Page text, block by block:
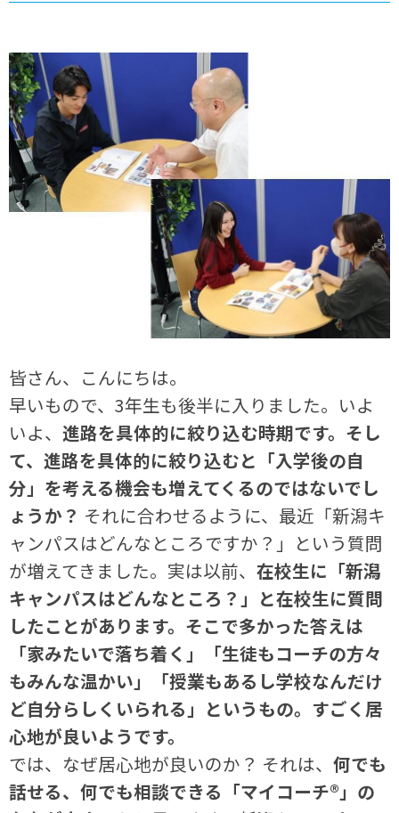
皆さん、こんにちは。
早いもので、3年生も後半に入りました。いよ
いよ、進路を具体的に絞り込む時期です。そし
て、進路を具体的に絞り込むと「入学後の自
分」を考える機会も増えてくるのではないでし
ょうか？ それに合わせるように、最近「新潟キ
ャンパスはどんなところですか？」という質問
が増えてきました。実は以前、在校生に「新潟
キャンパスはどんなところ？」と在校生に質問
したことがあります。そこで多かった答えは
「家みたいで落ち着く」「生徒もコーチの方々
もみんな温かい」「授業もあるし学校なんだけ
ど自分らしくいられる」というもの。すごく居
心地が良いようです。
では、なぜ居心地が良いのか？ それは、何でも
話せる、何でも相談できる「マイコーチ®」の